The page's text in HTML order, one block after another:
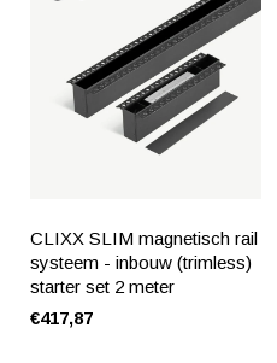
CLIXX SLIM magnetisch rail
systeem - inbouw (trimless)
starter set 2 meter
€417,87